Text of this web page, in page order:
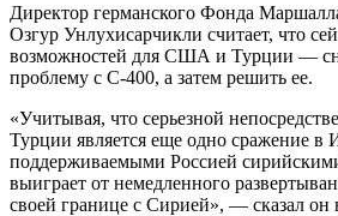
Директор германского Фонда
Озгур Унлухисарчикли считает, что
возможностей для США и Турции —
проблему с С-400, а затем решить ее.
«Учитывая, что серьезной
Турции является еще одно сражение в
поддерживаемыми Россией
выиграет от немедленного
своей границе с Сирией», — сказал он